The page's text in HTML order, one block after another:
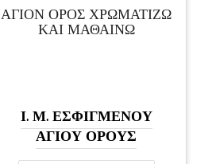
ΑΓΙΟΝ ΟΡΟΣ ΧΡΩΜΑΤΙΖΩ
ΚΑΙ ΜΑΘΑΙΝΩ
Ι. Μ. ΕΣΦΙΓΜΕΝΟΥ
ΑΓΙΟΥ ΟΡΟΥΣ